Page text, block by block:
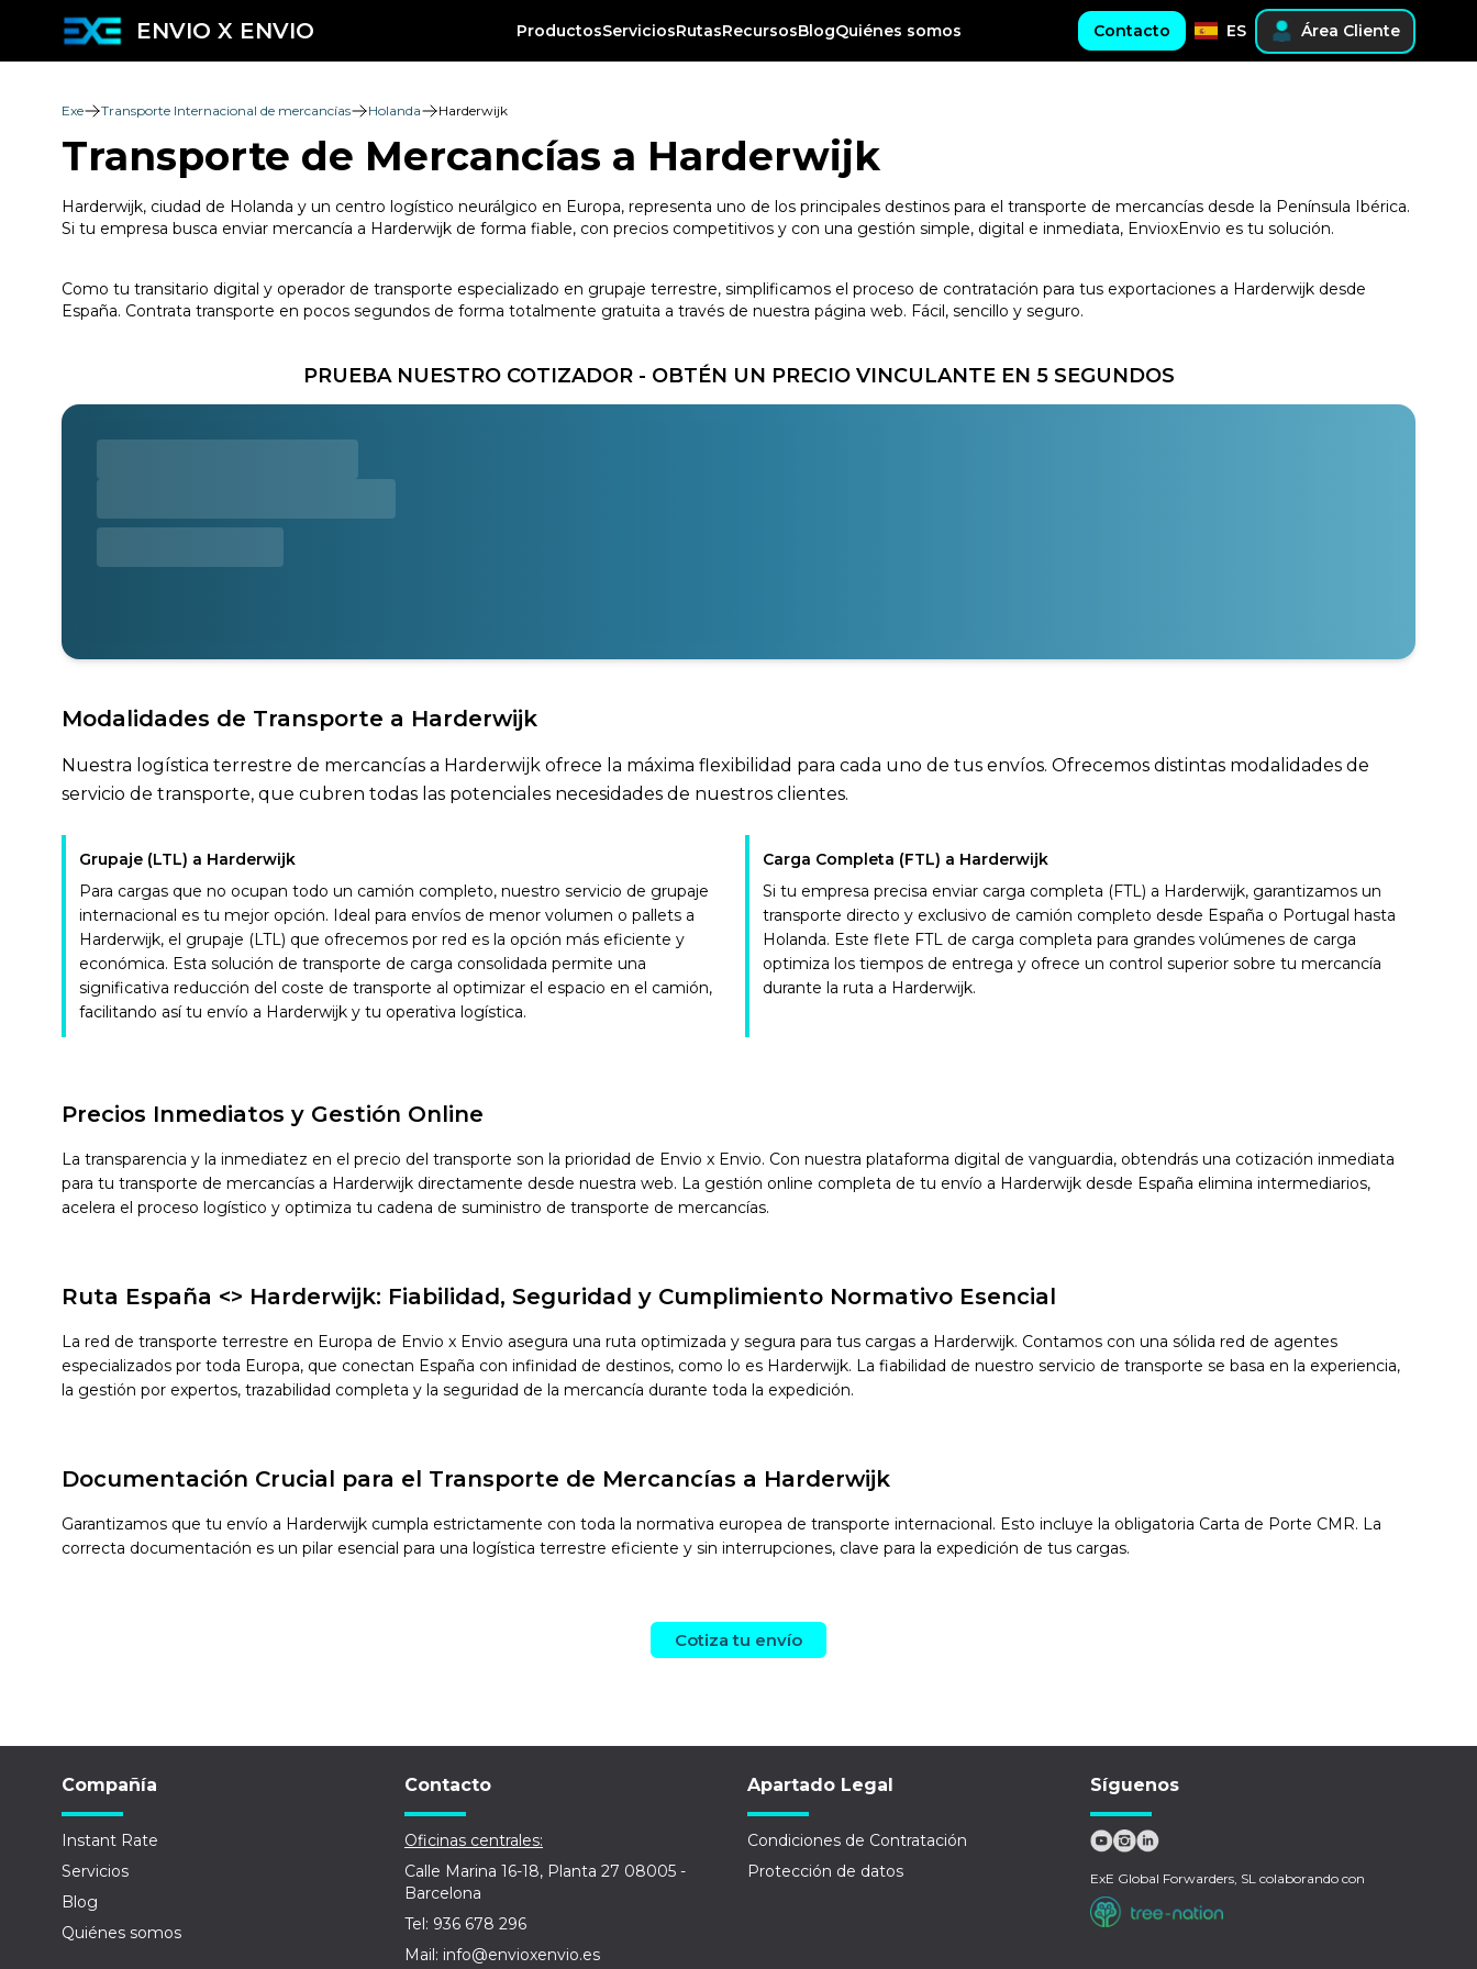
ENVIO X ENVIO ProductosServiciosRutasRecursosBlogQuiénes somos Contacto ES Área Cliente
Exe Transporte Internacional de mercancías Holanda Harderwijk
Transporte de Mercancías a Harderwijk
Harderwijk, ciudad de Holanda y un centro logístico neurálgico en Europa, representa uno de los principales destinos para el transporte de mercancías desde la Península Ibérica.
Si tu empresa busca enviar mercancía a Harderwijk de forma fiable, con precios competitivos y con una gestión simple, digital e inmediata, EnvioxEnvio es tu solución.
Como tu transitario digital y operador de transporte especializado en grupaje terrestre, simplificamos el proceso de contratación para tus exportaciones a Harderwijk desde
España. Contrata transporte en pocos segundos de forma totalmente gratuita a través de nuestra página web. Fácil, sencillo y seguro.
PRUEBA NUESTRO COTIZADOR - OBTÉN UN PRECIO VINCULANTE EN 5 SEGUNDOS
Modalidades de Transporte a Harderwijk
Nuestra logística terrestre de mercancías a Harderwijk ofrece la máxima flexibilidad para cada uno de tus envíos. Ofrecemos distintas modalidades de
servicio de transporte, que cubren todas las potenciales necesidades de nuestros clientes.
Grupaje (LTL) a Harderwijk
Para cargas que no ocupan todo un camión completo, nuestro servicio de grupaje
internacional es tu mejor opción. Ideal para envíos de menor volumen o pallets a
Harderwijk, el grupaje (LTL) que ofrecemos por red es la opción más eficiente y
económica. Esta solución de transporte de carga consolidada permite una
significativa reducción del coste de transporte al optimizar el espacio en el camión,
facilitando así tu envío a Harderwijk y tu operativa logística.
Carga Completa (FTL) a Harderwijk
Si tu empresa precisa enviar carga completa (FTL) a Harderwijk, garantizamos un
transporte directo y exclusivo de camión completo desde España o Portugal hasta
Holanda. Este flete FTL de carga completa para grandes volúmenes de carga
optimiza los tiempos de entrega y ofrece un control superior sobre tu mercancía
durante la ruta a Harderwijk.
Precios Inmediatos y Gestión Online
La transparencia y la inmediatez en el precio del transporte son la prioridad de Envio x Envio. Con nuestra plataforma digital de vanguardia, obtendrás una cotización inmediata
para tu transporte de mercancías a Harderwijk directamente desde nuestra web. La gestión online completa de tu envío a Harderwijk desde España elimina intermediarios,
acelera el proceso logístico y optimiza tu cadena de suministro de transporte de mercancías.
Ruta España <> Harderwijk: Fiabilidad, Seguridad y Cumplimiento Normativo Esencial
La red de transporte terrestre en Europa de Envio x Envio asegura una ruta optimizada y segura para tus cargas a Harderwijk. Contamos con una sólida red de agentes
especializados por toda Europa, que conectan España con infinidad de destinos, como lo es Harderwijk. La fiabilidad de nuestro servicio de transporte se basa en la experiencia,
la gestión por expertos, trazabilidad completa y la seguridad de la mercancía durante toda la expedición.
Documentación Crucial para el Transporte de Mercancías a Harderwijk
Garantizamos que tu envío a Harderwijk cumpla estrictamente con toda la normativa europea de transporte internacional. Esto incluye la obligatoria Carta de Porte CMR. La
correcta documentación es un pilar esencial para una logística terrestre eficiente y sin interrupciones, clave para la expedición de tus cargas.
Cotiza tu envío
Compañía
Instant Rate
Servicios
Blog
Quiénes somos
Contacto
Oficinas centrales:
Calle Marina 16-18, Planta 27 08005 -
Barcelona
Tel: 936 678 296
Mail: info@envioxenvio.es
Apartado Legal
Condiciones de Contratación
Protección de datos
Síguenos
ExE Global Forwarders, SL colaborando con